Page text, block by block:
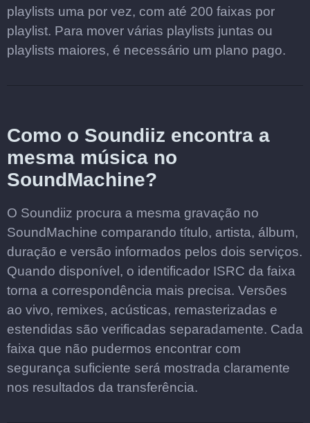
playlists uma por vez, com até 200 faixas por
playlist. Para mover várias playlists juntas ou
playlists maiores, é necessário um plano pago.
Como o Soundiiz encontra a
mesma música no
SoundMachine?
O Soundiiz procura a mesma gravação no
SoundMachine comparando título, artista, álbum,
duração e versão informados pelos dois serviços.
Quando disponível, o identificador ISRC da faixa
torna a correspondência mais precisa. Versões
ao vivo, remixes, acústicas, remasterizadas e
estendidas são verificadas separadamente. Cada
faixa que não pudermos encontrar com
segurança suficiente será mostrada claramente
nos resultados da transferência.